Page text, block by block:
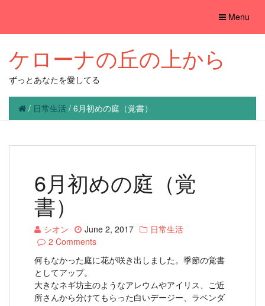
Toggle
Menu
ケローナの丘の上から
ずっとあなたを愛してる
/ 日常生活 / 6月初めの庭（覚書）
6月初めの庭（覚
書）
シオン June 2, 2017
日常生活
2 Comments
何もなかった庭に花が咲き出しました。季節の覚書
としてアップ。
大きなネギ坊主のようなアレウムやアイリス、ご近
所さんから分けてもらった白いデージー、ラベンダ